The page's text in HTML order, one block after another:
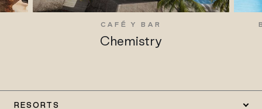
CAFÉ Y BAR
Chemistry
RESORTS